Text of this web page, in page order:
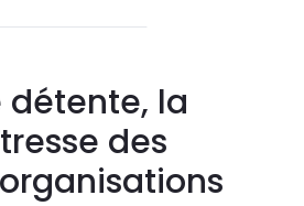
détente, la
des